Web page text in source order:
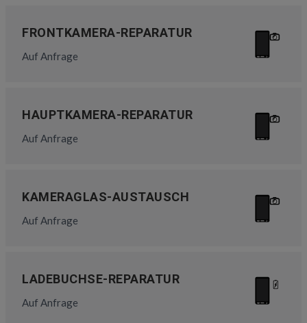
FRONTKAMERA-REPARATUR
Auf Anfrage
HAUPTKAMERA-REPARATUR
Auf Anfrage
KAMERAGLAS-AUSTAUSCH
Auf Anfrage
LADEBUCHSE-REPARATUR
Auf Anfrage